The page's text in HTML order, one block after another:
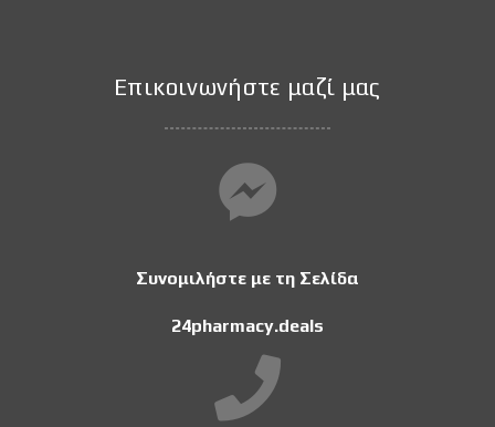
Επικοινωνήστε μαζί μας
Συνομιλήστε με τη Σελίδα
24pharmacy.deals